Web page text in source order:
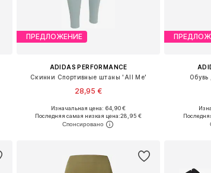
ПРЕДЛОЖЕНИЕ
ADIDAS PERFORMANCE
Скинни Спортивные штаны 'All Me'
28,95 €
Добавить в корзину
Изначальная цена: 64,90 €
Последняя самая низкая цена:28,95 €
Обувь